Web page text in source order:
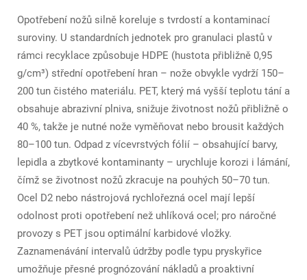
Opotřebení nožů silně koreluje s tvrdostí a kontaminací
suroviny. U standardních jednotek pro granulaci plastů v
rámci recyklace způsobuje HDPE (hustota přibližně 0,95
g/cm³) střední opotřebení hran – nože obvykle vydrží 150–
200 tun čistého materiálu. PET, který má vyšší teplotu tání a
obsahuje abrazivní plniva, snižuje životnost nožů přibližně o
40 %, takže je nutné nože vyměňovat nebo brousit každých
80–100 tun. Odpad z vícevrstvých fólií – obsahující barvy,
lepidla a zbytkové kontaminanty – urychluje korozi i lámání,
čímž se životnost nožů zkracuje na pouhých 50–70 tun.
Ocel D2 nebo nástrojová rychlořezná ocel mají lepší
odolnost proti opotřebení než uhlíková ocel; pro náročné
provozy s PET jsou optimální karbidové vložky.
Zaznamenávání intervalů údržby podle typu pryskyřice
umožňuje přesné prognózování nákladů a proaktivní